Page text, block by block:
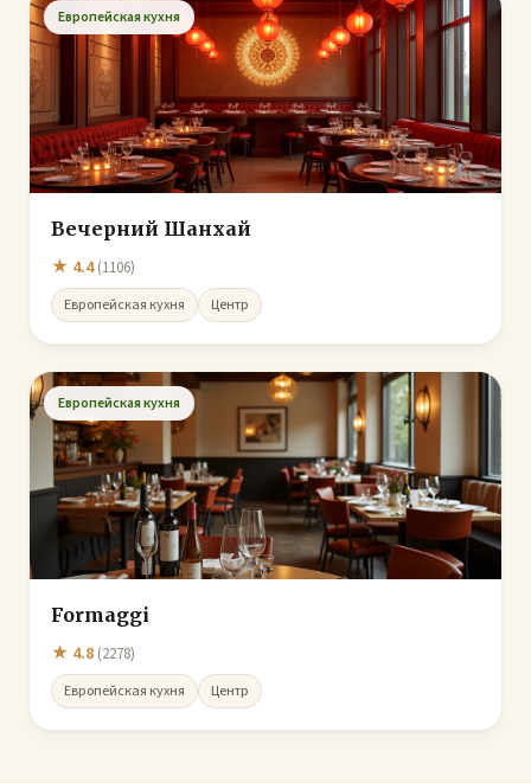
Европейская кухня
Вечерний Шанхай
★ 4.4(1106)
Европейская кухня Центр
Европейская кухня
Formaggi
★ 4.8 (2278)
Европейская кухня Центр